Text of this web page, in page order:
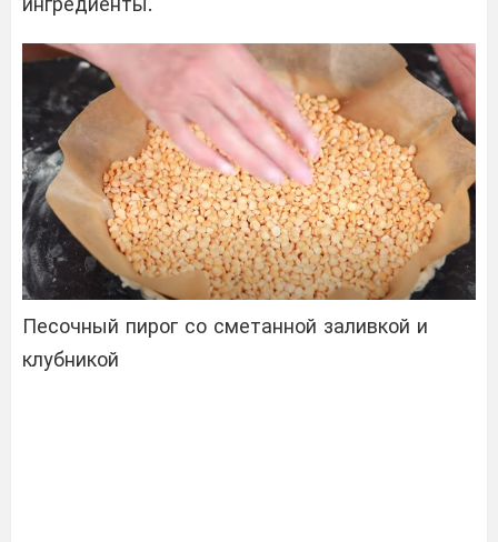
Песочный пирог со сметанной заливкой и
клубникой